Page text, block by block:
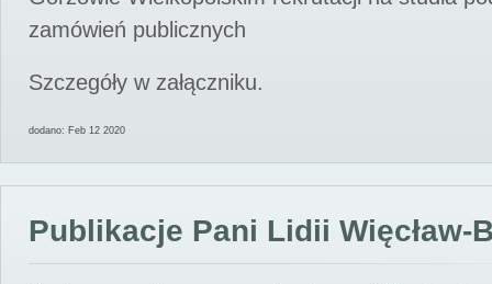
zamówień publicznych
Szczegóły w załączniku.
dodano: Feb 12 2020
Publikacje Pani Lidii Więcław-